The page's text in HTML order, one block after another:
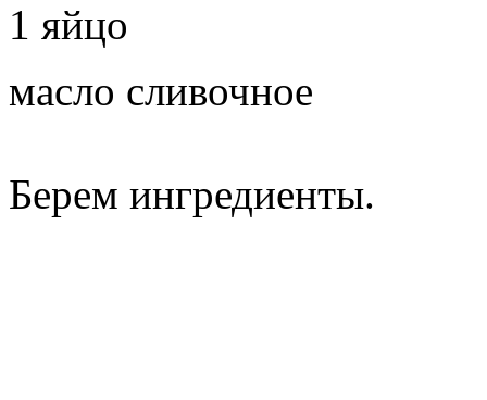
1 яйцо
масло сливочное
Берем ингредиенты.